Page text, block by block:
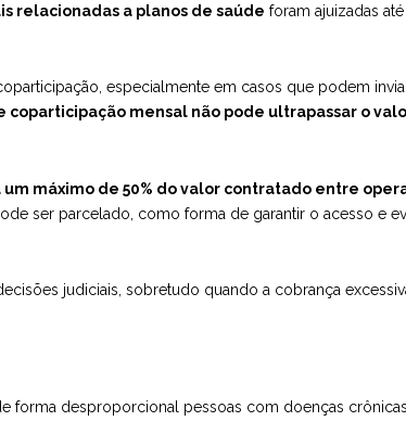
relacionadas a planos de saúde foram ajuizadas
especialmente em casos que podem
coparticipação mensal não pode ultrapassar o
máximo de 50% do valor contratado entre
ser parcelado, como forma de garantir o acesso e
judiciais, sobretudo quando a cobrança
forma desproporcional pessoas com doenças